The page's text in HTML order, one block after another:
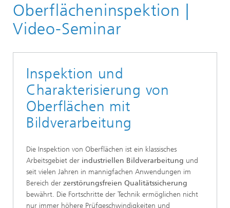
Weiterbildung
Qualitätssicherung
Oberflächeninspektion |
Video-Seminar
Inspektion und
Charakterisierung von
Oberflächen mit
Bildverarbeitung
Die Inspektion von Oberflächen ist ein klassisches
Arbeitsgebiet der industriellen Bildverarbeitung und
seit vielen Jahren in mannigfachen Anwendungen im
Bereich der zerstörungsfreien Qualitätssicherung
bewährt. Die Fortschritte der Technik ermöglichen nicht
nur immer höhere Prüfgeschwindigkeiten und